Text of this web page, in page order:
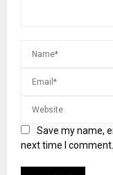
Save my name,
next time I comment.